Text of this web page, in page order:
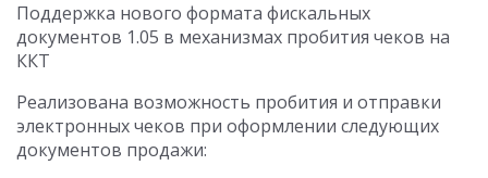
Поддержка нового формата фискальных
документов 1.05 в механизмах пробития чеков на
ККТ
Реализована возможность пробития и отправки
электронных чеков при оформлении следующих
документов продажи: